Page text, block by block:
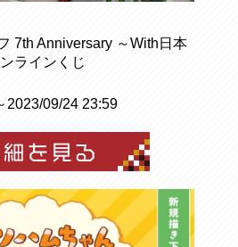
7th Anniversary ～With日本
ラインくじ
2023/09/24 23:59